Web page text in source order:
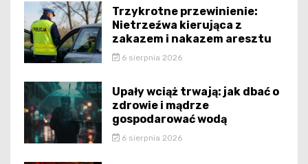
Trzykrotne przewinienie:
Nietrzeźwa kierująca z
zakazem i nakazem aresztu
6 sierpnia 2026
Upały wciąż trwają: jak dbać o
zdrowie i mądrze
gospodarować wodą
6 sierpnia 2026